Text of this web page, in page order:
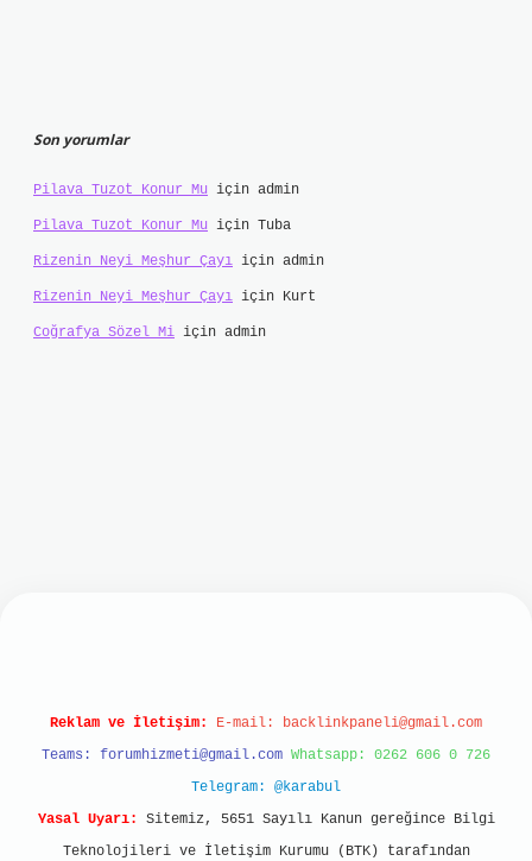
Son yorumlar
Pilava Tuzot Konur Mu için admin
Pilava Tuzot Konur Mu için Tuba
Rizenin Neyi Meşhur Çayı için admin
Rizenin Neyi Meşhur Çayı için Kurt
Coğrafya Sözel Mi için admin
Reklam ve İletişim: E-mail: backlinkpaneli@gmail.com
Teams: forumhizmeti@gmail.com Whatsapp: 0262 606 0 726
Telegram: @karabul
Yasal Uyarı:
Sitemiz, 5651 Sayılı Kanun gereğince Bilgi
Teknolojileri ve İletişim Kurumu (BTK) tarafından